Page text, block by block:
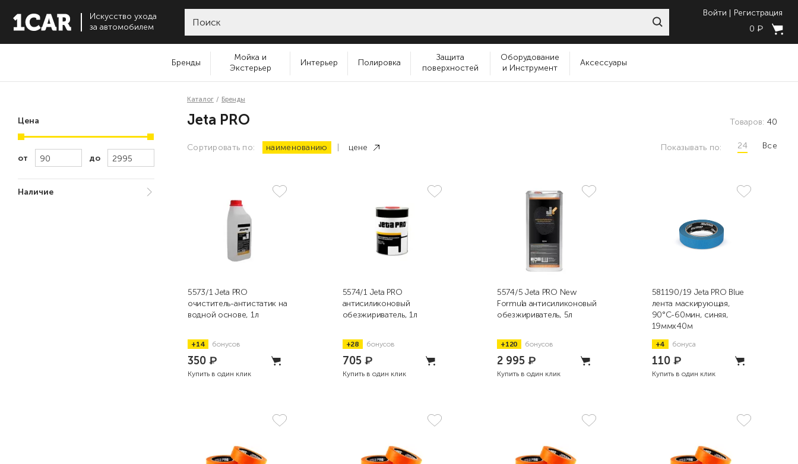
Искусство ухода
за автомобилем
Войти
Регистрация
0 ₽
Бренды
Мойка и
Экстерьер
Интерьер Полировка
Защита
поверхностей
Оборудование
и Инструмент
Аксессуары
Цена
от до
Наличие
Каталог Бренды
Jeta PRO Товаров: 40
Сортировать по: наименованию цене Показывать по: 24 Все
5573/1 Jeta PRO
очиститель-антистатик на
водной основе, 1л
+14 бонусов
350 ₽
Купить в один клик
5574/1 Jeta PRO
антисиликоновый
обезжириватель, 1л
+28 бонусов
705 ₽
Купить в один клик
5574/5 Jeta PRO New
Formula антисиликоновый
обезжириватель, 5л
+120 бонусов
2 995 ₽
Купить в один клик
581190/19 Jeta PRO Blue
лента маскирующая,
90°С-60мин, синяя,
19ммx40м
+4 бонуса
110 ₽
Купить в один клик